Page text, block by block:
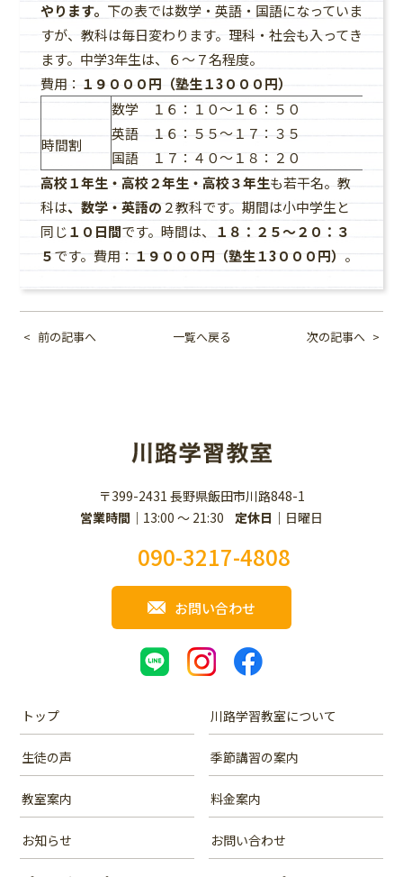
やります。 下の表では数学・英語・国語になっていま
すが、教科は毎日変わります。理科・社会も入ってき
ます。中学3年生は、６～７名程度。
費用： １９０００円（塾生１3０００円）
時間割
数学 １６：１０～１６：５０
英語 １６：５５～１７：３５
国語 １７：４０～１８：２０
高校１年生・高校２年生・高校３年生も若干名。教
科は、数学・英語の ２教科です。期間は小中学生と
同じ１０日間です。時間は、
１８：２５～２０：３
５です。費用：１９０００円（塾生１3０００円） 。
前の記事へ 一覧へ戻る 次の記事へ
〒399-2431 長野県飯田市川路848-1
営業時間
13:00 ～ 21:30 定休日 日曜日
090-3217-4808
お問い合わせ
トップ 川路学習教室について
生徒の声 季節講習の案内
教室案内 料金案内
お知らせ お問い合わせ